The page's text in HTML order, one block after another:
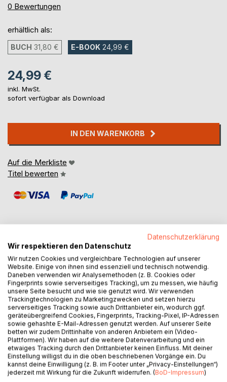
0%
0 Bewertungen
erhältlich als:
BUCH 31,80 € E-BOOK 24,99 €
24,99 €
inkl. MwSt.
sofort verfügbar als Download
IN DEN WARENKORB
Auf die Merkliste
Titel bewerten
BESCHREIBUNG
Majestätische schneebedeckte Andengipfel, aktive
Vulkane, undurchdringliche Regenwälder und eine
pazifische Küstenwüste gigantischer Länge – allein
landschaftlich bietet Peru schon eine faszinierende Welt
der Extreme. Hinzu kommen archäologische Stätten, die
eine fast 5000jährige Geschichte dokumentieren und jedes
Jahr Hunderttausende von Besuchern in ihren Bann ziehen
und eine multiethnische Gesellschaft, die sich wie in
keinem anderen von der indianischen Kultur geprägten
Land präsentiert.
Datenschutzerklärung
Wir respektieren den Datenschutz
Wir nutzen Cookies und vergleichbare Technologien auf unserer
Website. Einige von ihnen sind essenziell und technisch notwendig.
Daneben verwenden wir Analysemethoden (z. B. Cookies oder
Fingerprints sowie serverseitiges Tracking), um zu messen, wie häufig
unsere Seite besucht und wie sie genutzt wird. Wir verwenden
Trackingtechnologien zu Marketingzwecken und setzen hierzu
serverseitiges Tracking sowie auch Drittanbieter ein, wodurch ggf.
geräteübergreifend Cookies, Fingerprints, Tracking-Pixel, IP-Adressen
sowie gehashte E-Mail-Adressen genutzt werden. Auf unserer Seite
betten wir zudem Drittinhalte von anderen Anbietern ein (Video-
Plattformen). Wir haben auf die weitere Datenverarbeitung und ein
etwaiges Tracking durch den Drittanbieter keinen Einfluss. Mit deiner
Einstellung willigst du in die oben beschriebenen Vorgänge ein. Du
kannst deine Einwilligung (z. B. im Footer unter „Privacy-Einstellungen“)
jederzeit mit Wirkung für die Zukunft widerrufen. (BoD-Impressum)